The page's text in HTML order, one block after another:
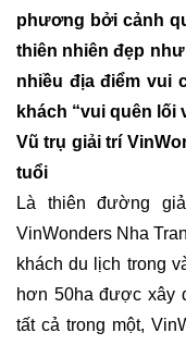
phương bởi cảnh
thiên nhiên đẹp
nhiều địa điểm vui
khách “vui quên lối
Vũ trụ giải trí
tuổi
Là thiên đường
VinWonders Nha
khách du lịch trong
hơn 50ha được xây
tất cả trong một,